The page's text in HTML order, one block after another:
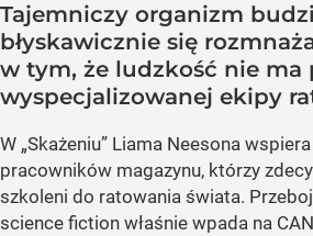
Tajemniczy organizm
błyskawicznie się
w tym, że ludzkość nie ma
wyspecjalizowanej ekipy
W „Skażeniu” Liama Neesona
pracowników magazynu, którzy
szkoleni do ratowania świata.
science fiction właśnie wpada na